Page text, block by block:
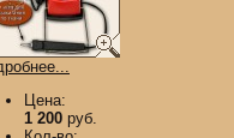
Цена:
1 200 руб.